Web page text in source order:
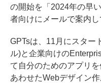
の開始を「2024年の早
者向けにメールで案内し
GPTsは、11月にスター
ル)と企業向けの
て自分のためのアプリ
あわせたWebデザイン